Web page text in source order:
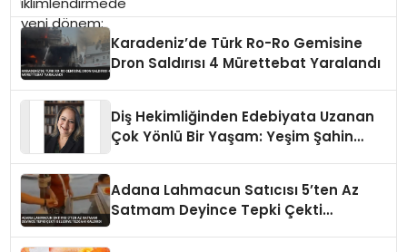
Karadeniz’de Türk Ro-Ro Gemisine
Dron Saldırısı 4 Mürettebat Yaralandı
Diş Hekimliğinden Edebiyata Uzanan
Çok Yönlü Bir Yaşam: Yeşim Şahin
Adana Lahmacun Satıcısı 5’ten Az
Satmam Deyince Tepki Çekti